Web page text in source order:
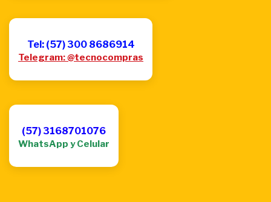
Tel: (57) 300 8686914
Telegram: @tecnocompras
(57) 3168701076
WhatsApp y Celular